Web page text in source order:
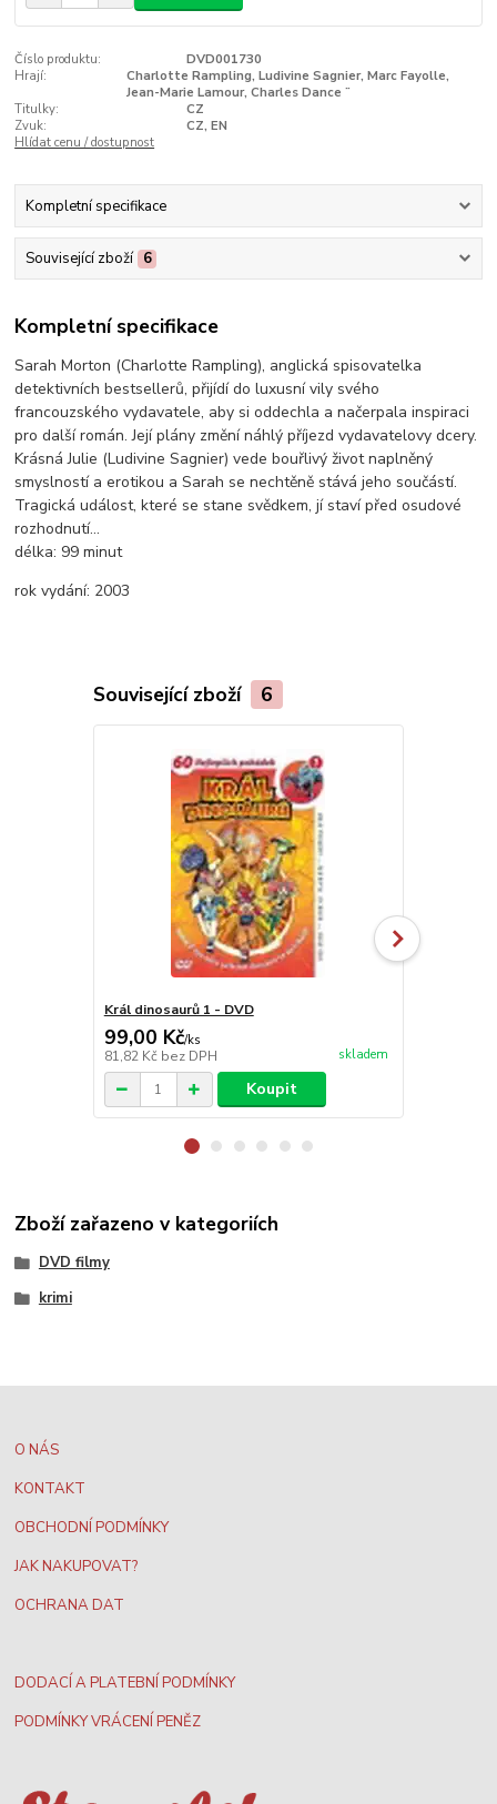
Číslo produktu:
DVD001730
Hrají:
Charlotte Rampling, Ludivine Sagnier, Marc Fayolle,
Jean-Marie Lamour, Charles Dance ¨
Titulky:
CZ
Zvuk:
CZ, EN
Hlídat cenu / dostupnost
Kompletní specifikace
Související zboží 6
Kompletní specifikace
Sarah Morton (Charlotte Rampling), anglická spisovatelka
detektivních bestsellerů, přijídí do luxusní vily svého
francouzského vydavatele, aby si oddechla a načerpala inspiraci
pro další román. Její plány změní náhlý příjezd vydavatelovy dcery.
Krásná Julie (Ludivine Sagnier) vede bouřlivý život naplněný
smyslností a erotikou a Sarah se nechtěně stává jeho součástí.
Tragická událost, které se stane svědkem, jí staví před osudové
rozhodnutí...
délka: 99 minut
rok vydání: 2003
Související zboží 6
Král dinosaurů 1 - DVD
99,00 Kč/ks
81,82 Kč bez DPH skladem
Koupit
Zboží zařazeno v kategoriích
DVD filmy
krimi
O NÁS
KONTAKT
OBCHODNÍ PODMÍNKY
JAK NAKUPOVAT?
OCHRANA DAT
DODACÍ A PLATEBNÍ PODMÍNKY
PODMÍNKY VRÁCENÍ PENĚZ